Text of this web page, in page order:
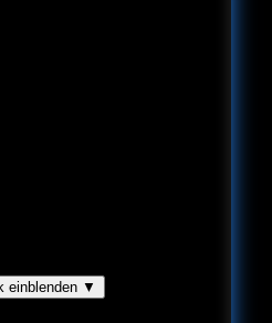
einblenden ▼